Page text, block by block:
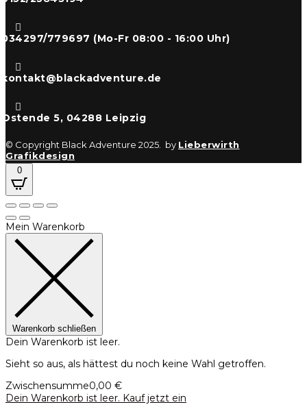

034297/779697 (Mo-Fr 08:00 - 16:00 Uhr)

kontakt@blackadventure.de

Ostende 5, 04288 Leipzig
© Copyright Black Adventure 2025. by Lieberwirth
Grafikdesign
0
Mein Warenkorb
Warenkorb schließen
Dein Warenkorb ist leer.
Sieht so aus, als hättest du noch keine Wahl getroffen.
Zwischensumme0,00 €
Dein Warenkorb ist leer. Kauf jetzt ein